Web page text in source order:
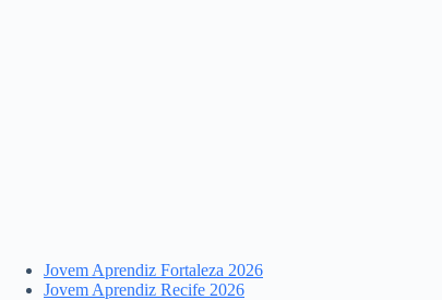
Jovem Aprendiz Fortaleza 2026
Jovem Aprendiz Recife 2026